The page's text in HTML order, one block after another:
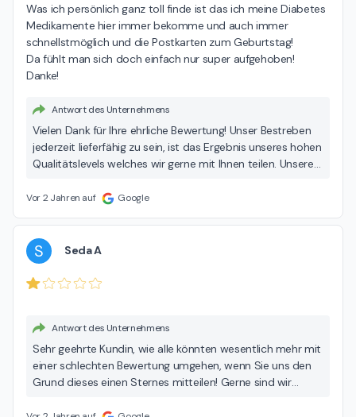
Was ich persönlich ganz toll finde ist das ich meine Diabetes
Medikamente hier immer bekomme und auch immer
schnellstmöglich und die Postkarten zum Geburtstag!
Da fühlt man sich doch einfach nur super aufgehoben!
Danke!
Antwort des Unternehmens
Vielen Dank für Ihre ehrliche Bewertung! Unser Bestreben
jederzeit lieferfähig zu sein, ist das Ergebnis unseres hohen
Qualitätslevels welches wir gerne mit Ihnen teilen. Unsere
sein wird mit Ihrer Bewertung unterstützt. Ihre Diamanten
Vor 2 Jahren auf Google
S Seda A
Antwort des Unternehmens
Sehr geehrte Kundin, wie alle könnten wesentlich mehr mit
einer schlechten Bewertung umgehen, wenn Sie uns den
Grund dieses einen Sternes mitteilen! Gerne sind wir